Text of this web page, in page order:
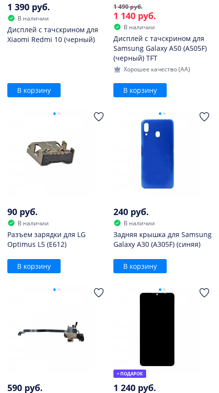
1 390 руб.
В наличии
Дисплей с тачскрином для
Xiaomi Redmi 10 (черный)
В корзину
1 490 руб.
1 140 руб.
В наличии
Дисплей с тачскрином для
Samsung Galaxy A50 (A505F)
(черный) TFT
Хорошее качество (AA)
В корзину
90 руб.
В наличии
Разъем зарядки для LG
Optimus L5 (E612)
В корзину
240 руб.
В наличии
Задняя крышка для Samsung
Galaxy A30 (A305F) (синяя)
В корзину
590 руб.
+ ПОДАРОК
1 240 руб.